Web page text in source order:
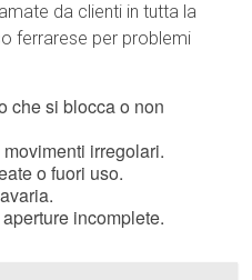
da clienti in tutta la
ferrarese per problemi
che si blocca o non
irregolari.
o fuori uso.
incomplete.